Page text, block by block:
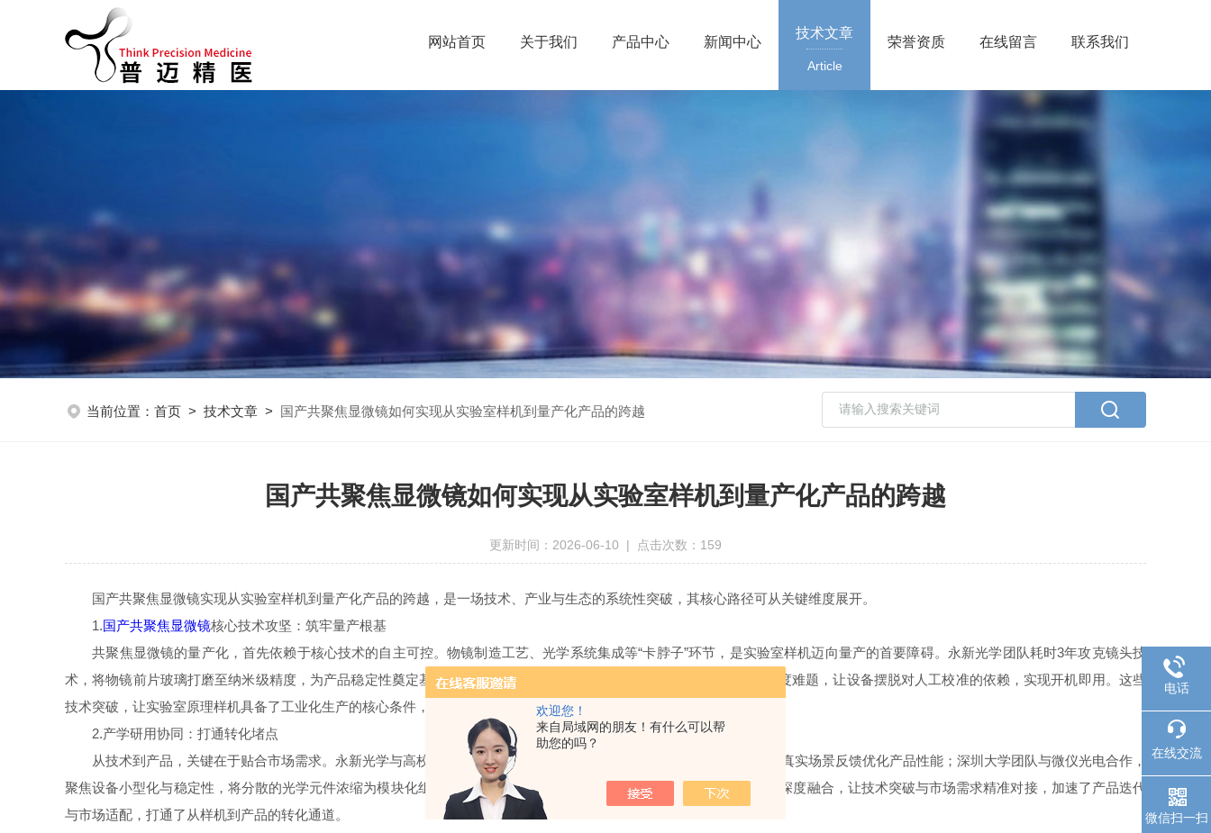
欢迎您！
来自局域网的朋友！有什么可以帮
助您的吗？
网站首页 关于我们 产品中心 新闻中心
技术文章
Article
荣誉资质 在线留言 联系我们
当前位置： 首页 > 技术文章 > 国产共聚焦显微镜如何实现从实验室样机到量产化产品的跨越
国产共聚焦显微镜如何实现从实验室样机到量产化产品的跨越
更新时间：2026-06-10 | 点击次数：159
国产共聚焦显微镜实现从实验室样机到量产化产品的跨越，是一场技术、产业与生态的系统性突破，其核心路径可从关键维度展开。
1.国产共聚焦显微镜核心技术攻坚：筑牢量产根基
共聚焦显微镜的量产化，首先依赖于核心技术的自主可控。物镜制造工艺、光学系统集成等“卡脖子”环节，是实验室样机迈向量产的首要障碍。永新光学团队耗时3年攻克镜头技
术，将物镜前片玻璃打磨至纳米级精度，为产品稳定性奠定基础；深圳大学团队首*全光纤导光技术，解决两束光重合精度难题，让设备摆脱对人工校准的依赖，实现开机即用。这些
技术突破，让实验室原理样机具备了工业化生产的核心条件，为量产扫清了技术壁垒。
2.产学研用协同：打通转化堵点
从技术到产品，关键在于贴合市场需求。永新光学与高校共建产学研用示范中心，让仪器在科研一线接受检验，通过真实场景反馈优化产品性能；深圳大学团队与微仪光电合作，
聚焦设备小型化与稳定性，将分散的光学元件浓缩为模块化组件，完成从实验室调试到用户“一键操作”的蜕变。产学研的深度融合，让技术突破与市场需求精准对接，加速了产品迭代
与市场适配，打通了从样机到产品的转化通道。
电话
在线交流
微信扫一扫